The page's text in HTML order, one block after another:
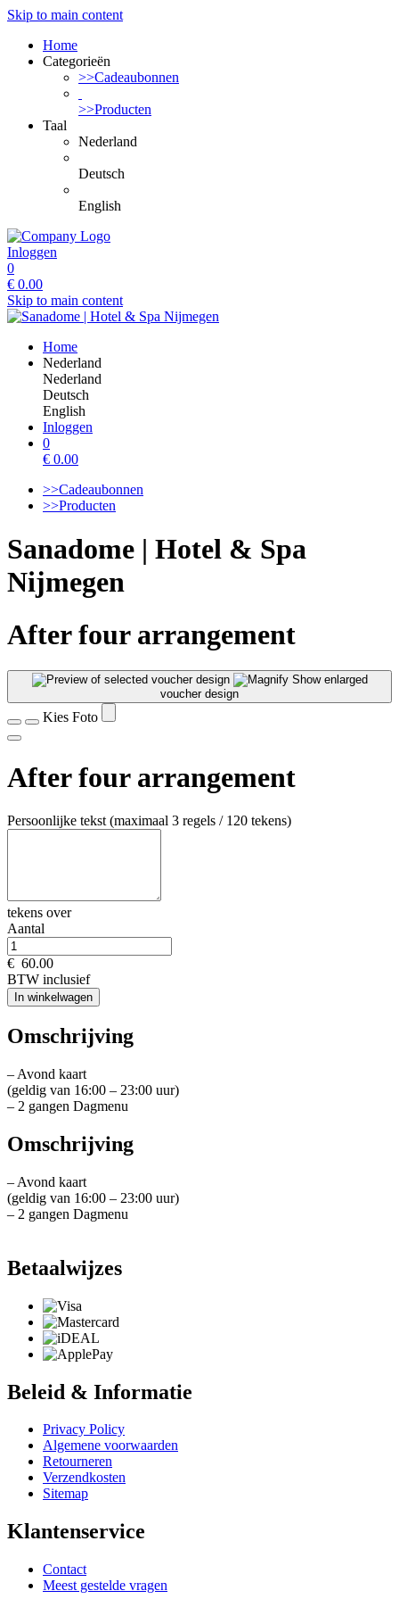
Skip to main content
Home
Categorieën
>>Cadeaubonnen
>>Producten
Taal
Nederland
Deutsch
English
Inloggen
0
€ 0.00
Skip to main content
Home
Nederland
Nederland
Deutsch
English
Inloggen
0
€ 0.00
>>Cadeaubonnen
>>Producten
Sanadome | Hotel & Spa
Nijmegen
After four arrangement
Show enlarged
voucher design
Kies Foto
After four arrangement
Persoonlijke tekst (maximaal 3 regels / 120 tekens)
tekens over
Aantal
€ 60.00
BTW inclusief
In winkelwagen
Omschrijving
– Avond kaart
(geldig van 16:00 – 23:00 uur)
– 2 gangen Dagmenu
Omschrijving
– Avond kaart
(geldig van 16:00 – 23:00 uur)
– 2 gangen Dagmenu
Betaalwijzes
Beleid & Informatie
Privacy Policy
Algemene voorwaarden
Retourneren
Verzendkosten
Sitemap
Klantenservice
Contact
Meest gestelde vragen